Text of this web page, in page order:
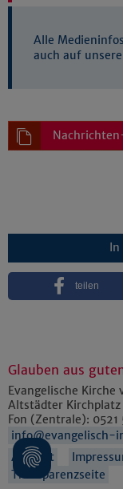
Alle
auch auf
In
teilen
Glauben aus
Evangelische
Altstädter Kirchplatz
Fon (Zentrale):
info@evangelisch-
Anfahrt
Transparenzseite